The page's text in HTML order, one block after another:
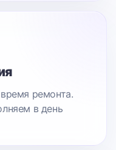
ремонта.
в день